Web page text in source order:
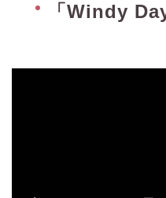
「Windy